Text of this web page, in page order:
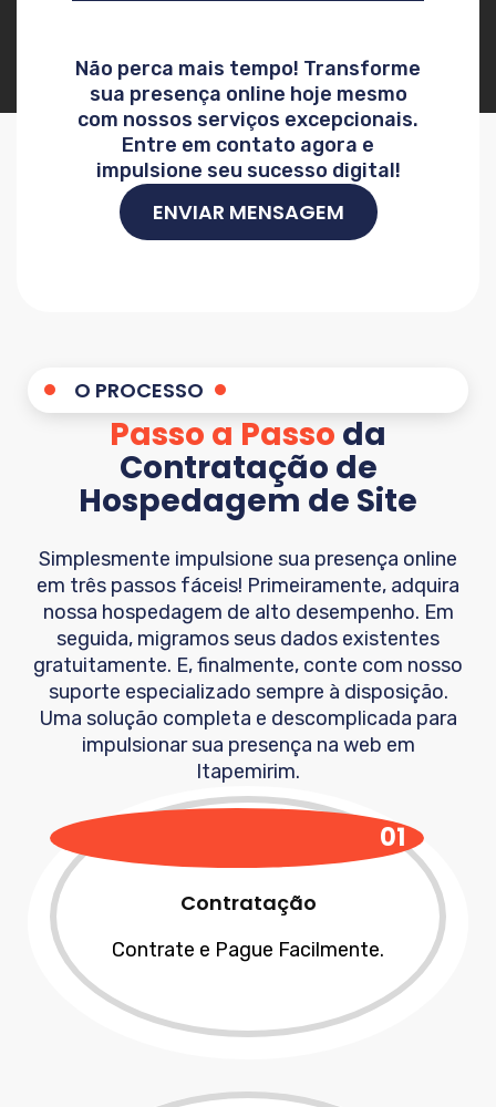
Não perca mais tempo! Transforme
sua presença online hoje mesmo
com nossos serviços excepcionais.
Entre em contato agora e
impulsione seu sucesso digital!
ENVIAR MENSAGEM
O PROCESSO
Passo a Passo da
Contratação de
Hospedagem de Site
Simplesmente impulsione sua presença online
em três passos fáceis! Primeiramente, adquira
nossa hospedagem de alto desempenho. Em
seguida, migramos seus dados existentes
gratuitamente. E, finalmente, conte com nosso
suporte especializado sempre à disposição.
Uma solução completa e descomplicada para
impulsionar sua presença na web em
Itapemirim.
01
Contratação
Contrate e Pague Facilmente.